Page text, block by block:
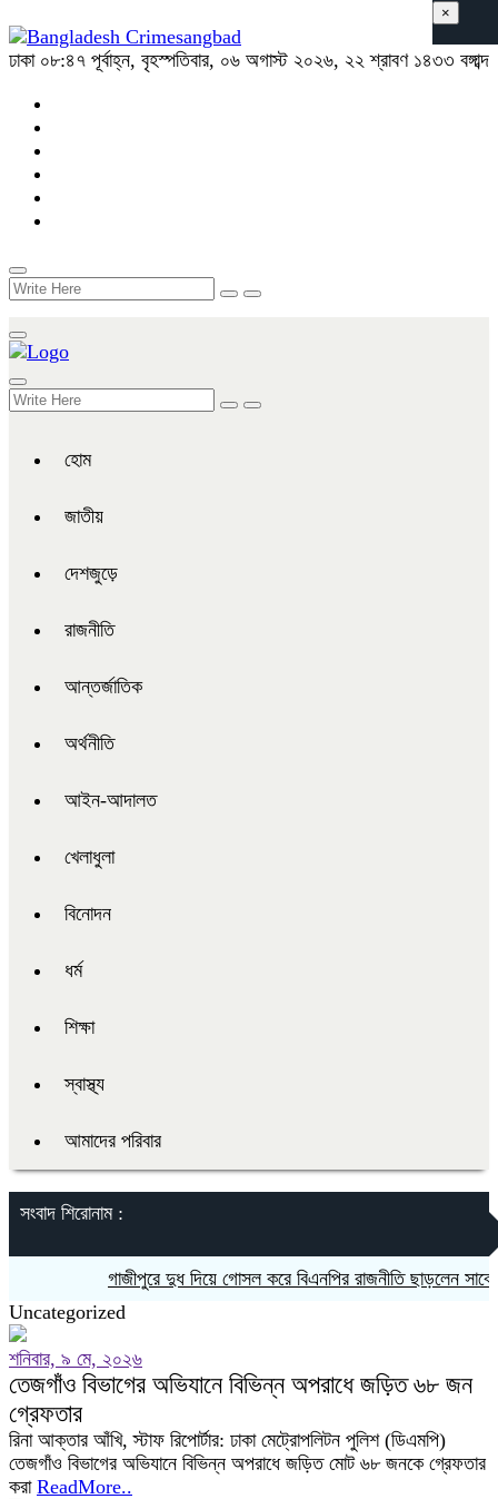
ঢাকা ০৮:৪৭ পূর্বাহ্ন, বৃহস্পতিবার, ০৬ অগাস্ট ২০২৬, ২২ শ্রাবণ ১৪৩৩ বঙ্গাব্দ
হোম
জাতীয়
দেশজুড়ে
রাজনীতি
আন্তর্জাতিক
অর্থনীতি
আইন-আদালত
খেলাধুলা
বিনোদন
ধর্ম
শিক্ষা
স্বাস্থ্য
আমাদের পরিবার
সংবাদ শিরোনাম :
গাজীপুরে দুধ দিয়ে গোসল করে বিএনপির রাজনীতি ছাড়লেন সাবেক
×
Uncategorized
শনিবার, ৯ মে, ২০২৬
তেজগাঁও বিভাগের অভিযানে বিভিন্ন অপরাধে জড়িত ৬৮ জন
গ্রেফতার
রিনা আক্তার আঁখি, স্টাফ রিপোর্টার: ঢাকা মেট্রোপলিটন পুলিশ (ডিএমপি)
তেজগাঁও বিভাগের অভিযানে বিভিন্ন অপরাধে জড়িত মোট ৬৮ জনকে গ্রেফতার
করা ReadMore..